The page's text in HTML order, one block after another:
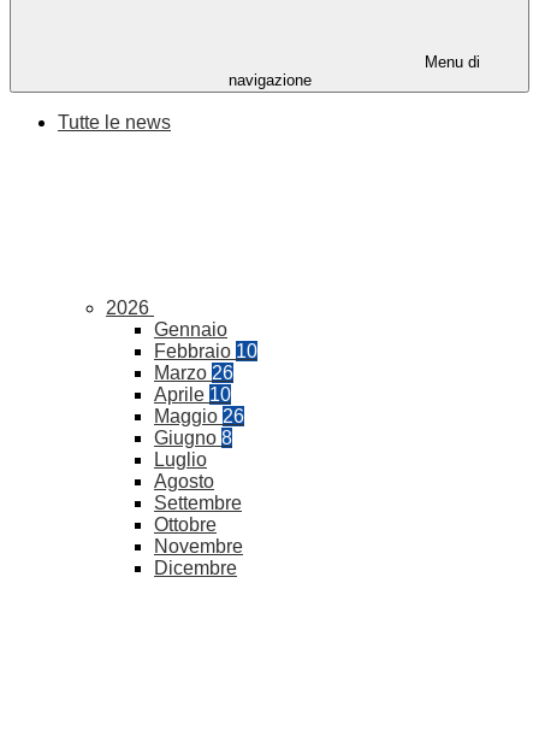
Menu di
navigazione
Tutte le news
2026
Gennaio
Febbraio 10
Marzo 26
Aprile 10
Maggio 26
Giugno 8
Luglio
Agosto
Settembre
Ottobre
Novembre
Dicembre